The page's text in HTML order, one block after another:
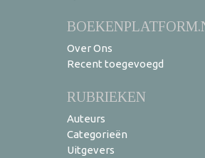
Over Ons
Recent toegevoegd
RUBRIEKEN
Auteurs
Categorieën
Uitgevers